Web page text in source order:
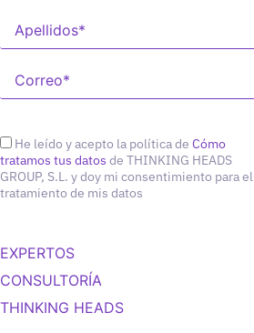
He leído y acepto la política de Cómo
tratamos tus datos de THINKING HEADS
GROUP, S.L. y doy mi consentimiento para el
tratamiento de mis datos
EXPERTOS
CONSULTORÍA
THINKING HEADS